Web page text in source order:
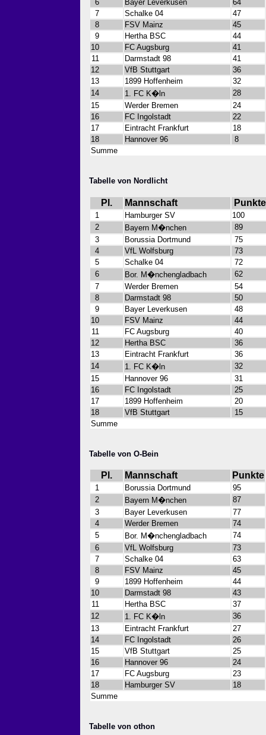
6 Bayer Leverkusen
64
7
Schalke 04
47
8
FSV Mainz
45
9
Hertha BSC
44
10
FC Augsburg
41
11
Darmstadt 98
41
12
VfB Stuttgart
36
13
1899 Hoffenheim
32
14
1. FC K�ln
28
15
Werder Bremen
24
16
FC Ingolstadt
22
17
Eintracht Frankfurt
18
18
Hannover 96
8
Summe
Tabelle von Nordlicht
Pl. Mannschaft Punkte
1 Hamburger SV
100
2
Bayern M�nchen
89
3
Borussia Dortmund
75
4
VfL Wolfsburg
73
5
Schalke 04
72
6
Bor. M�nchengladbach
62
7
Werder Bremen
54
8
Darmstadt 98
50
9
Bayer Leverkusen
48
10
FSV Mainz
44
11
FC Augsburg
40
12
Hertha BSC
36
13
Eintracht Frankfurt
36
14
1. FC K�ln
32
15
Hannover 96
31
16
FC Ingolstadt
25
17
1899 Hoffenheim
20
18
VfB Stuttgart
15
Summe
Tabelle von O-Bein
Pl. Mannschaft Punkte
1 Borussia Dortmund
95
2
Bayern M�nchen
87
3
Bayer Leverkusen
77
4
Werder Bremen
74
5
Bor. M�nchengladbach
74
6
VfL Wolfsburg
73
7
Schalke 04
63
8
FSV Mainz
45
9
1899 Hoffenheim
44
10
Darmstadt 98
43
11
Hertha BSC
37
12
1. FC K�ln
36
13
Eintracht Frankfurt
27
14
FC Ingolstadt
26
15
VfB Stuttgart
25
16
Hannover 96
24
17
FC Augsburg
23
18
Hamburger SV
18
Summe
Tabelle von othon